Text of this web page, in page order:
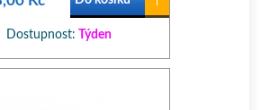
Dostupnost: Týden